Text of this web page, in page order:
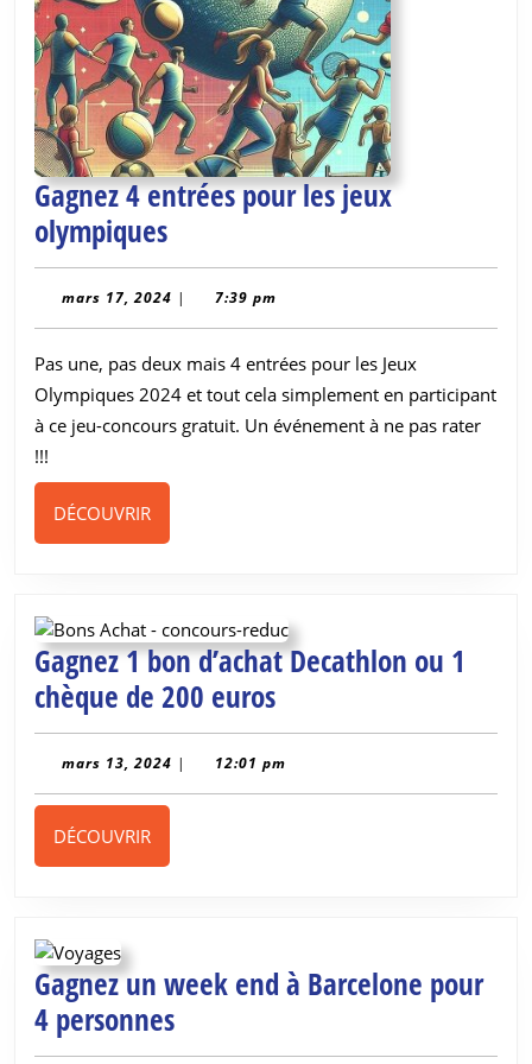
Gagnez 4 entrées pour les jeux
olympiquesGagnez
4
entrées
pour
les
jeux
olympiques
mars 17, 2024 mars
| 7:39 pm
Pas une, pas deux mais 4 entrées pour les Jeux
Olympiques 2024 et tout cela simplement en participant
à ce jeu-concours gratuit. Un événement à ne pas rater
!!!
DÉCOUVRIRDÉCOUVRIR
Gagnez 1 bon d’achat Decathlon ou 1
chèque de 200 eurosGagnez
1
bon
d’achat
de
euros
mars 13, 2024 mars
| 12:01 pm
DÉCOUVRIRDÉCOUVRIR
Gagnez un week end à Barcelone pour
4 personnesGagnez
un